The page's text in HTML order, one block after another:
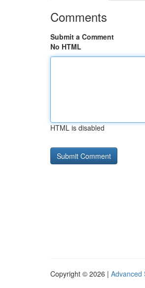
Comments
Submit a Comment
No HTML
HTML is disabled
Copyright © 2026 | Advanced